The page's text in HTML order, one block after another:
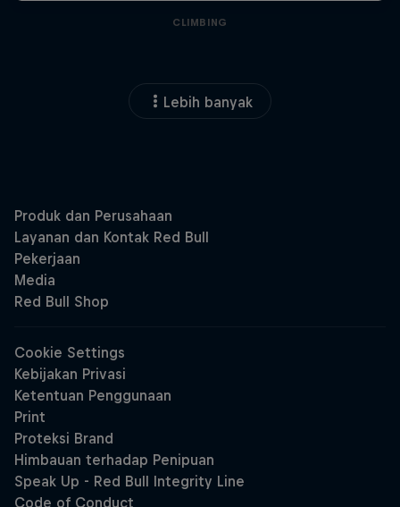
CLIMBING
Lebih banyak